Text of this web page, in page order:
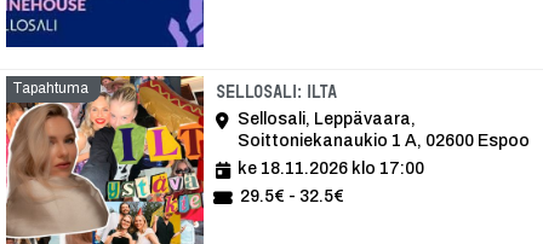
Tapahtuma Sellosali: IltaTapahtuma
Sellosali, Leppävaara,
Soittoniekanaukio 1 A, 02600 Espoo
ke 18.11.2026 klo 17:00
29.5€ - 32.5€